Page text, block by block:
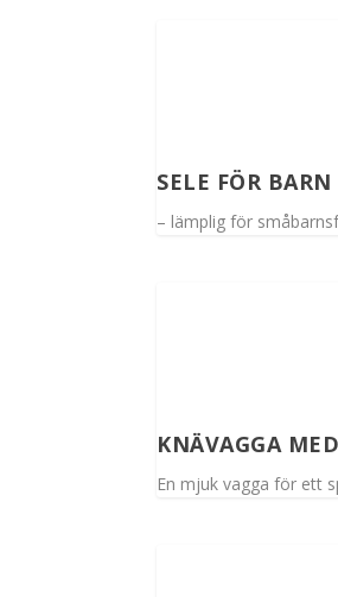
SELE FÖR
– lämplig för
KNÄVAGGA
En mjuk vagga för ett